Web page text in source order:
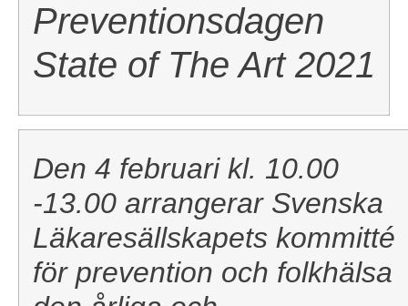
Preventionsdagen
State of The Art 2021
Den 4 februari kl. 10.00
-13.00 arrangerar Svenska
Läkaresällskapets kommitté
för prevention och folkhälsa